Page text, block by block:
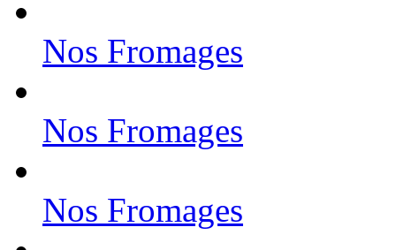
Nos Fromages
Nos Fromages
Nos Fromages